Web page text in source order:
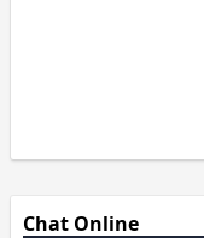
Chat Online